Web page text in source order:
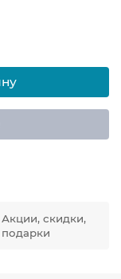
Акции, скидки,
подарки